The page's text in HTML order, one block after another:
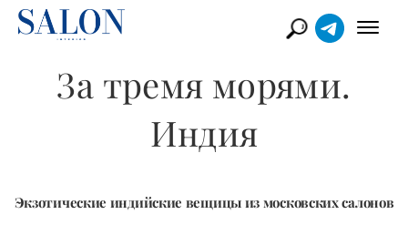
За тремя морями.
Индия
Экзотические индийские вещицы из московских салонов